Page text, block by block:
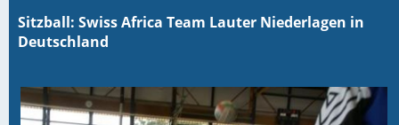
Sitzball: Swiss Africa Team Lauter Niederlagen in
Deutschland